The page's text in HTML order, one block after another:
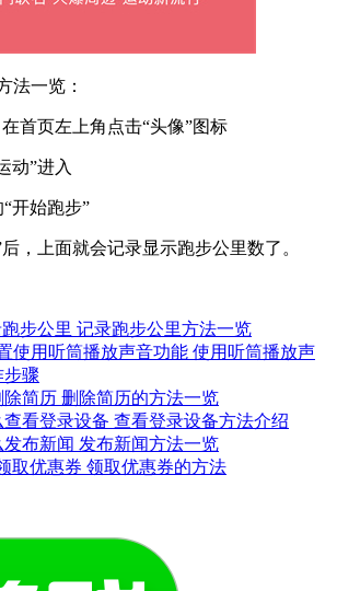
一览：
页左上角点击“头像”图标
”进入
始跑步”
上面就会记录显示跑步公里数了。
跑步公里 记录跑步公里方法一览
使用听筒播放声音功能 使用听筒播放声
步骤
除简历 删除简历的方法一览
看登录设备 查看登录设备方法介绍
布新闻 发布新闻方法一览
取优惠券 领取优惠券的方法